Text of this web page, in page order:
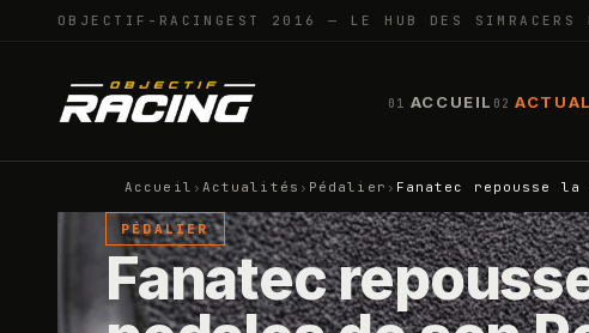
OBJECTIF-RACING EST 2016 — LE HUB DES SIMRACERS
01 ACCUEIL 02
Accueil › Actualités › Pédalier › Fanatec repousse la
PÉDALIER
Fanatec